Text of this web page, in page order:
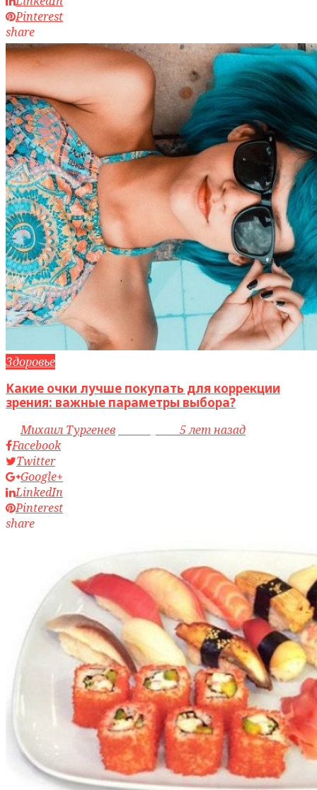
Pinterest
share
Здоровье
Какие очки лучше покупать для коррекции
зрения: важные параметры выбора?
byМихаил Тургенев
5 лет назад
Facebook
Twitter
Google+
LinkedIn
Pinterest
share